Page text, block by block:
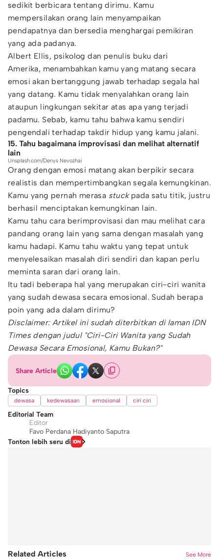
sedikit berbicara tentang dirimu. Kamu
mempersilakan orang lain menyampaikan
pendapatnya dan bersedia menghargai pemikiran
yang ada padanya.
Albert Ellis, psikolog dan penulis buku dari
Amerika, menambahkan kamu yang matang secara
emosi akan bertanggung jawab terhadap segala hal
yang datang. Kamu tidak menyalahkan orang lain
ataupun lingkungan sekitar atas apa yang terjadi
padamu. Sebab, kamu tahu bahwa kamu sendiri
pengendali terhadap takdir hidup yang kamu jalani.
15. Tahu bagaimana improvisasi dan melihat alternatif
lain
Unsplash.com/Denys Nevozhai
Orang dengan emosi matang akan berpikir secara
realistis dan mempertimbangkan segala kemungkinan.
Kamu yang pernah merasa stuck pada satu titik, justru
berhasil menciptakan kemungkinan lain.
Kamu tahu cara berimprovisasi dan mau melihat cara
pandang orang lain yang sama dengan masalah yang
kamu hadapi. Kamu tahu waktu yang tepat untuk
menyelesaikan masalah diri sendiri dan kapan perlu
meminta saran dari orang lain.
Itu tadi beberapa hal yang merupakan ciri-ciri wanita
yang sudah dewasa secara emosional. Sudah berapa
poin yang ada dalam dirimu?
Disclaimer: Artikel ini sudah diterbitkan di laman IDN
Times dengan judul "Ciri-Ciri Wanita yang Sudah
Dewasa Secara Emosional, Kamu Bukan?"
Share Article
Topics
dewasa kedewasaan emosional ciri ciri
Editorial Team
Editor
Favo Perdana Hadiyanto Saputra
Tonton lebih seru di
Related Articles See More